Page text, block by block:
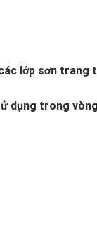
lớp sơn trang
dụng trong